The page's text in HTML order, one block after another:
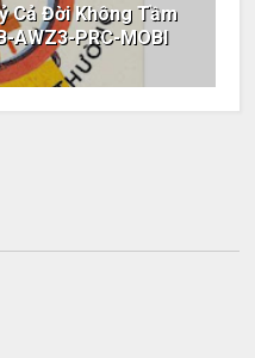
Cả Đời Không Tầm
AWZ3-PRC-MOBI